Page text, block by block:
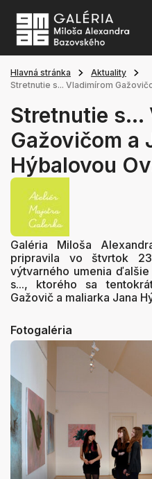
Hlavná stránka
Aktuality
Stretnutie s... Vladimírom
Stretnutie s...
Gažovičom a
Hýbalovou
Galéria Miloša
pripravila vo štvrtok
výtvarného umenia
s..., ktorého sa
Gažovič a maliarka Jana
Fotogaléria